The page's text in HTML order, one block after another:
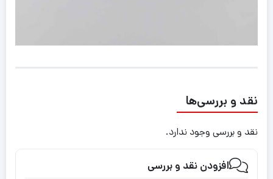
نقد و بررسی‌ها
نقد و بررسی وجود ندارد.
افزودن نقد و بررسی